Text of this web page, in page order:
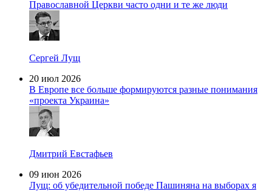
Православной Церкви часто одни и те же люди
Сергей Лущ
20 июл 2026
В Европе все больше формируются разные понимания
«проекта Украина»
Дмитрий Евстафьев
09 июн 2026
Лущ: об убедительной победе Пашиняна на выборах я